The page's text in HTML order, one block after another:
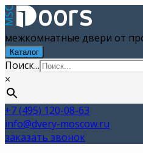
межкомнатные двери от
Каталог
Поиск...
×
+7 (495) 120-08-63
info@dvery-moscow.ru
заказать звонок